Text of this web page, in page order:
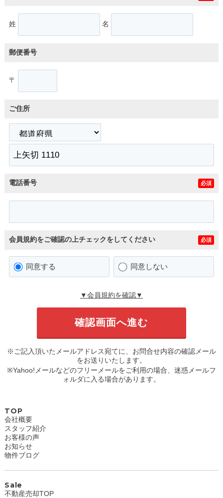
姓 名
郵便番号
〒
ご住所
電話番号 必須
会員規約をご確認の上チェックをしてください 必須
同意する 同意しない
▼会員規約を確認▼
※ご記入頂いたメールアドレス宛てに、お問合せ内容の確認メール
をお送りいたします。
※Yahoo!メールなどのフリーメールをご利用の場合、迷惑メールフ
ォルダに入る場合があります。
TOP
会社概要
スタッフ紹介
お客様の声
お知らせ
物件ブログ
Sale
不動産売却TOP